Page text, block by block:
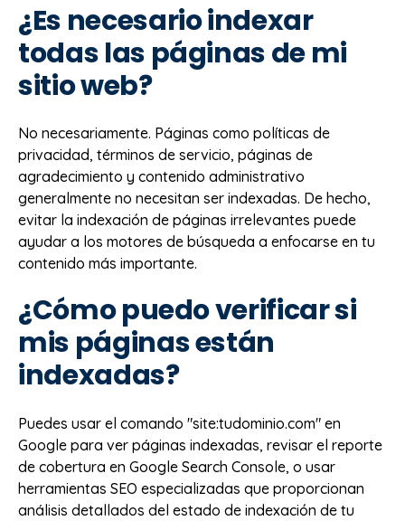
¿Es necesario indexar
todas las páginas de mi
sitio web?
No necesariamente. Páginas como políticas de
privacidad, términos de servicio, páginas de
agradecimiento y contenido administrativo
generalmente no necesitan ser indexadas. De hecho,
evitar la indexación de páginas irrelevantes puede
ayudar a los motores de búsqueda a enfocarse en tu
contenido más importante.
¿Cómo puedo verificar si
mis páginas están
indexadas?
Puedes usar el comando "site:tudominio.com" en
Google para ver páginas indexadas, revisar el reporte
de cobertura en Google Search Console, o usar
herramientas SEO especializadas que proporcionan
análisis detallados del estado de indexación de tu